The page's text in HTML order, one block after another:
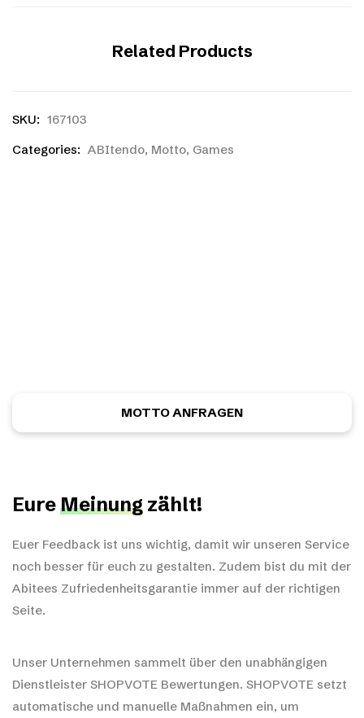
Related Products
SKU: 167103
Categories: ABItendo, Motto, Games
MOTTO ANFRAGEN
EureMeinung zählt!
Euer Feedback ist uns wichtig, damit wir unseren Service
noch besser für euch zu gestalten. Zudem bist du mit der
Abitees Zufriedenheitsgarantie immer auf der richtigen
Seite.
Unser Unternehmen sammelt über den unabhängigen
Dienstleister SHOPVOTE Bewertungen. SHOPVOTE setzt
automatische und manuelle Maßnahmen ein, um